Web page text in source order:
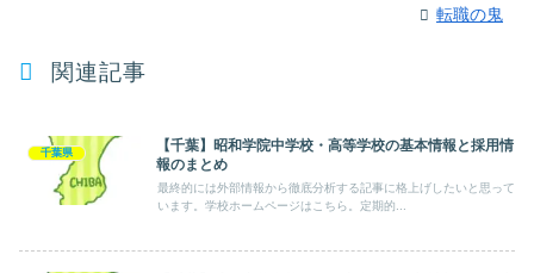
転職の鬼
関連記事
千葉県
【千葉】昭和学院中学校・高等学校の基本情報と採用情
報のまとめ
最終的には外部情報から徹底分析する記事に格上げしたいと思って
います。学校ホームページはこちら。定期的...